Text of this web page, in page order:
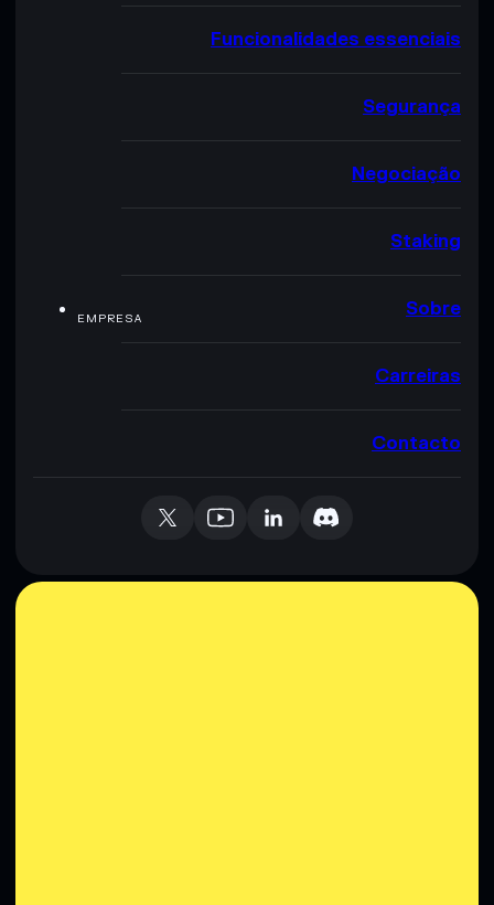
Funcionalidades essenciais
Segurança
Negociação
Staking
EMPRESA Sobre
Carreiras
Contacto